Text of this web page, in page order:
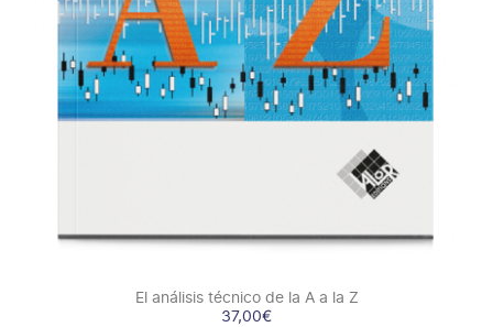
El análisis técnico de la A a la Z
37,00€